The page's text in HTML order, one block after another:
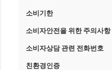
소비기한
소비자안전을 위한 주의사항
소비자상담 관련 전화번호
친환경인증